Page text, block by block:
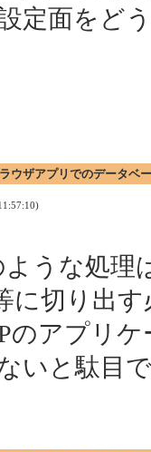
定面をど
ウザアプリでのデータベ
うな処理
に切り出
のアプリ
いと駄目